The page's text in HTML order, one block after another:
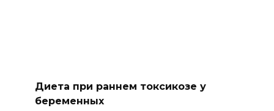
Диета при раннем токсикозе у
беременных